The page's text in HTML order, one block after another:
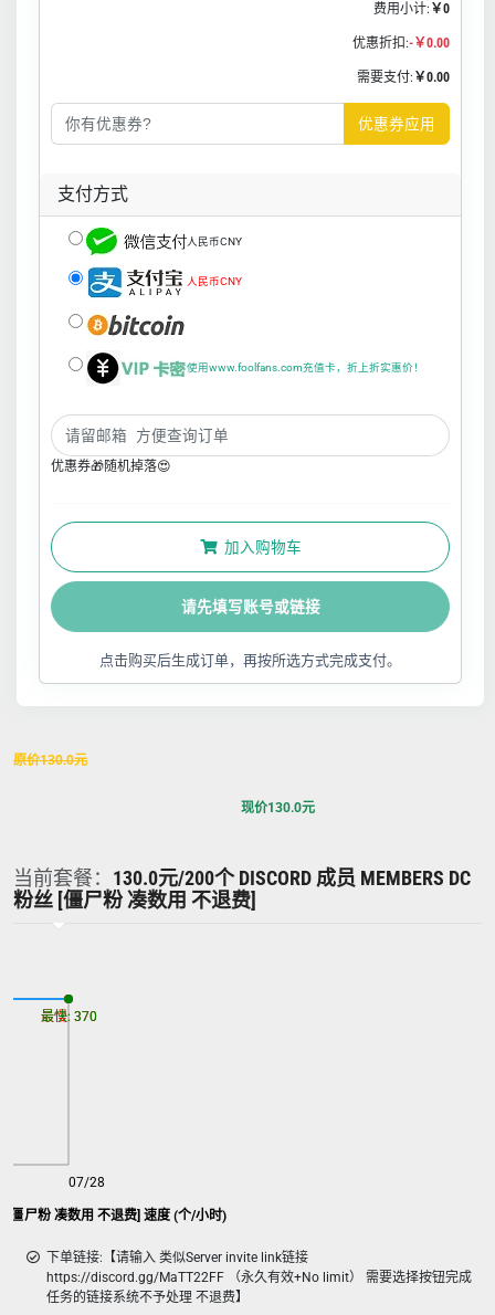
费用小计: ￥0
优惠折扣:-￥0.00
需要支付: ￥0.00
优惠券应用
支付方式
人民币CNY
人民币CNY
使用www.foolfans.com充值卡，折上折实惠价！
优惠券🎁随机掉落😍
加入购物车
请先填写账号或链接
点击购买后生成订单，再按所选方式完成支付。
原价130.0元
现价130.0元
当前套餐： 130.0元/200个 DISCORD 成员 MEMBERS DC
粉丝 [僵尸粉 凑数用 不退费]
[僵尸粉 凑数用 不退费] 速度 (个/小时)
07/28
最慢: 370
最快: 370
下单链接:【请输入 类似Server invite link链接
https://discord.gg/MaTT22FF （永久有效+No limit） 需要选择按钮完成
任务的链接系统不予处理 不退费】